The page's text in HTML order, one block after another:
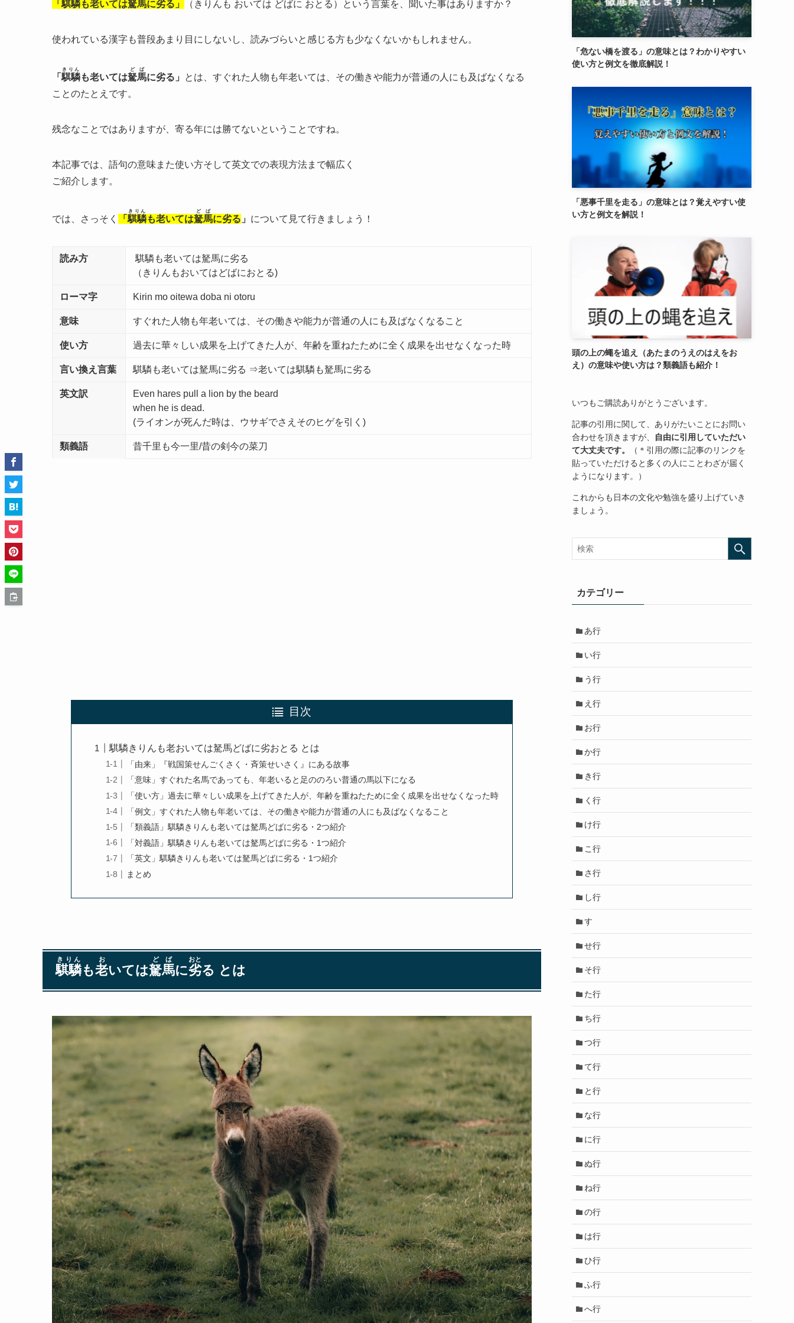
「騏驎も老いては駑馬に劣る」 （きりんも おいては どばに おとる）という言葉を、聞いた事はありますか？
使われている漢字も普段あまり目にしないし、読みづらいと感じる方も少なくないかもしれません。
「 騏驎
きりん
も老いては駑馬
どば
に劣る」 とは、 すぐれた人物も年老いては、その働きや能力が普通の人にも及ばなくなる
ことのたとえです。
残念なことではありますが、寄る年には勝てないということですね。
本記事では、語句の意味また使い方そして英文での表現方法まで幅広く
ご紹介します。
では、さっそく 「 騏驎
きりん
も老いては駑馬
どば
に劣る 」 について見て行きましょう！
読み方
騏驎も老いては駑馬に劣る
（きりんもおいてはどばにおとる)
ローマ字 Kirin mo oitewa doba ni otoru
意味 すぐれた人物も年老いては、その働きや能力が普通の人にも及ばなくなること
使い方 過去に華々しい成果を上げてきた人が、年齢を重ねたために全く成果を出せなくなった時
言い換え言葉 騏驎も老いては駑馬に劣る ⇒老いては騏驎も駑馬に劣る
英文訳
Even hares pull a lion by the beard
when he is dead.
(ライオンが死んだ時は、ウサギでさえそのヒゲを引く)
類義語 昔千里も今一里/昔の剣今の菜刀
目次
騏驎きりんも老おいては駑馬どばに劣おとる とは
「由来」『戦国策せんごくさく・斉策せいさく』にある故事
「意味」すぐれた名馬であっても、年老いると足ののろい普通の馬以下になる
「使い方」過去に華々しい成果を上げてきた人が、年齢を重ねたために全く成果を出せなくなった時
「例文」すぐれた人物も年老いては、その働きや能力が普通の人にも及ばなくなること
「類義語」騏驎きりんも老いては駑馬どばに劣る・2つ紹介
「対義語」騏驎きりんも老いては駑馬どばに劣る・1つ紹介
「英文」騏驎きりんも老いては駑馬どばに劣る・1つ紹介
まとめ
騏驎
きりん
も老
お
いては駑馬
どば
に劣
おと
る とは
「危ない橋を渡る」の意味とは？わかりやすい
使い方と例文を徹底解説！
「悪事千里を走る」の意味とは？覚えやすい使
い方と例文を解説！
頭の上の蠅を追え（あたまのうえのはえをお
え）の意味や使い方は？類義語も紹介！
いつもご購読ありがとうございます。
記事の引用に関して、ありがたいことにお問い
合わせを頂きますが、
自由に引用していただい
て大丈夫です。
（＊引用の際に記事のリンクを
貼っていただけると多くの人にことわざが届く
ようになります。）
これからも日本の文化や勉強を盛り上げていき
ましょう。
カテゴリー
あ行
い行
う行
え行
お行
か行
き行
く行
け行
こ行
さ行
し行
す
せ行
そ行
た行
ち行
つ行
て行
と行
な行
に行
ぬ行
ね行
の行
は行
ひ行
ふ行
へ行